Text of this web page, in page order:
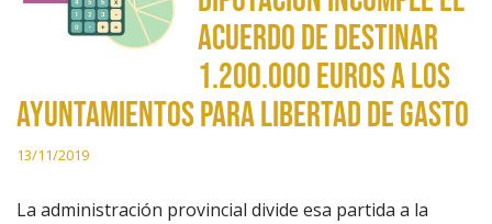
acuerdo de destinar
1.200.000 euros a los
ayuntamientos para libertad de gasto
13/11/2019
La administración provincial divide esa partida a la